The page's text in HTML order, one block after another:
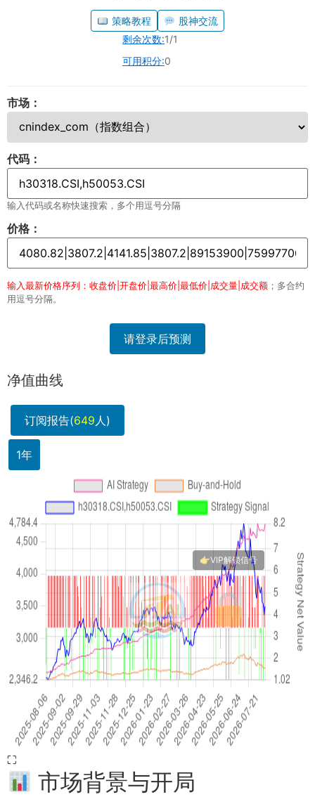
策略教程
股神交流
剩余次数:1/1
可用积分:0
市场：
代码：
输入代码或名称快速搜索，多个用逗号分隔
价格：
输入最新价格序列：收盘价|开盘价|最高价|最低价|成交量|成交额 ；多合约
用逗号分隔。
请登录后预测
净值曲线
订阅报告(649人)
1年
⛶
市场背景与开局